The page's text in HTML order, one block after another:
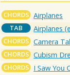
CHORDS Airplanes
TAB Airplanes
CHORDS Camera
CHORDS Cubism
CHORDS I Saw You